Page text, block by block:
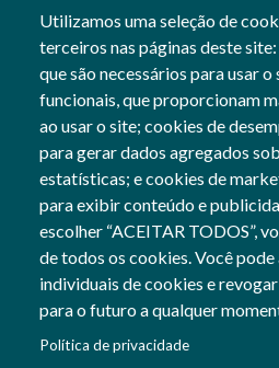
24 Apr, 2024
Gerais
Siga-nos
Utilizamos uma seleção de
terceiros nas páginas deste
que são necessários para usar
funcionais, que proporcionam
ao usar o site; cookies de
para gerar dados agregados
estatísticas; e cookies de
para exibir conteúdo e
escolher “ACEITAR TODOS”,
de todos os cookies. Você
individuais de cookies e
para o futuro a qualquer
Política de privacidade
Social Networks
Cofinanciado por:
Imagem